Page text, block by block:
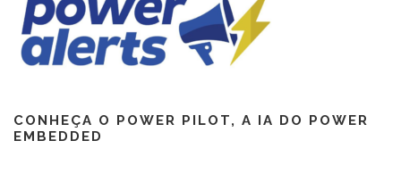
CONHEÇA O POWER PILOT, A IA DO POWER
EMBEDDED